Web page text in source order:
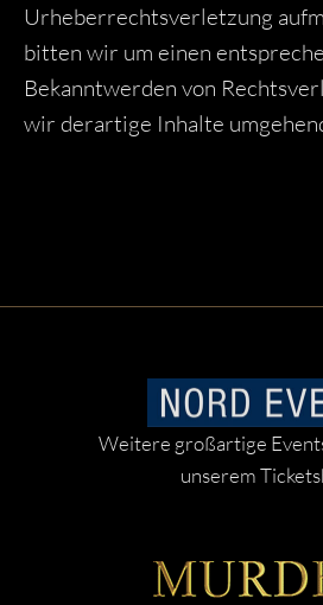
Urheberrechtsverletzung
bitten wir um einen
Bekanntwerden von
wir derartige Inhalte
Weitere großartige
unserem